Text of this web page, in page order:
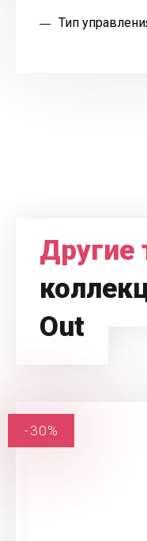
Тип
Другие
Out
-30%